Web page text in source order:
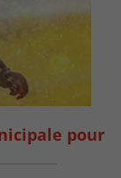
pour